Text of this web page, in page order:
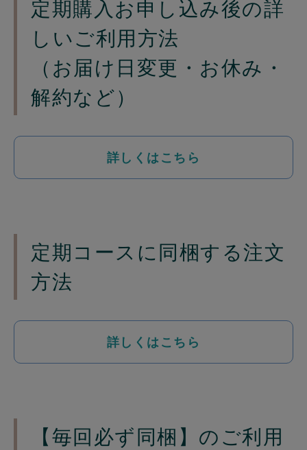
定期購入お申し込み後の詳
しいご利用方法
（お届け日変更・お休み・
解約など）
詳しくはこちら
定期コースに同梱する注文
方法
詳しくはこちら
【毎回必ず同梱】のご利用